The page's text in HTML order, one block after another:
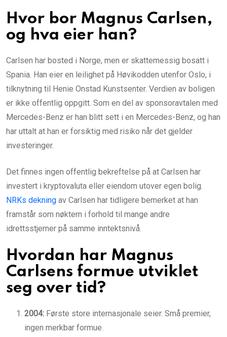
Hvor bor Magnus Carlsen,
og hva eier han?
Carlsen har bosted i Norge, men er skattemessig bosatt i
Spania. Han eier en leilighet på Høvikodden utenfor Oslo, i
tilknytning til Henie Onstad Kunstsenter. Verdien av boligen
er ikke offentlig oppgitt. Som en del av sponsoravtalen med
Mercedes-Benz er han blitt sett i en Mercedes-Benz, og han
har uttalt at han er forsiktig med risiko når det gjelder
investeringer.
Det finnes ingen offentlig bekreftelse på at Carlsen har
investert i kryptovaluta eller eiendom utover egen bolig.
NRKs dekning av Carlsen har tidligere bemerket at han
framstår som nøktern i forhold til mange andre
idrettsstjerner på samme inntektsnivå.
Hvordan har Magnus
Carlsens formue utviklet
seg over tid?
2004: Første store internasjonale seier. Små premier,
ingen merkbar formue.